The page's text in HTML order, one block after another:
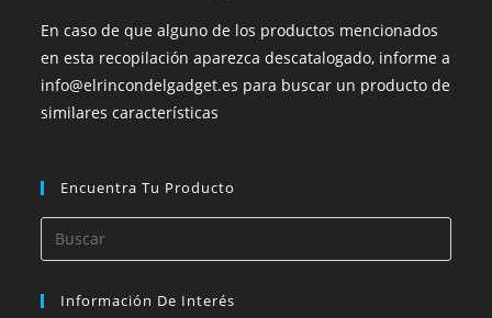
En caso de que alguno de los productos mencionados
en esta recopilación aparezca descatalogado, informe a
info@elrincondelgadget.es para buscar un producto de
similares características
Encuentra Tu Producto
Información De Interés